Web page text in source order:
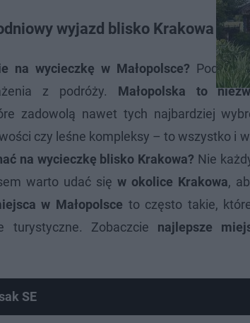
wyjazd blisko Krakowa
na wycieczkę w Małopolsce?
z podróży. Małopolska to
zadowolą nawet tych najbardziej
czy leśne kompleksy – to wszystko i
na wycieczkę blisko Krakowa? Nie
warto udać się w okolice Krakowa,
w Małopolsce to często takie,
turystyczne. Zobaczcie najlepsze
SE